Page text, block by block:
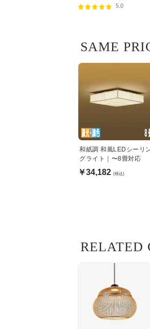
5.0
SAME
和紙調 和風LEDシーリ
グライト｜〜8畳対応
￥34,182 (税込)
RELATED